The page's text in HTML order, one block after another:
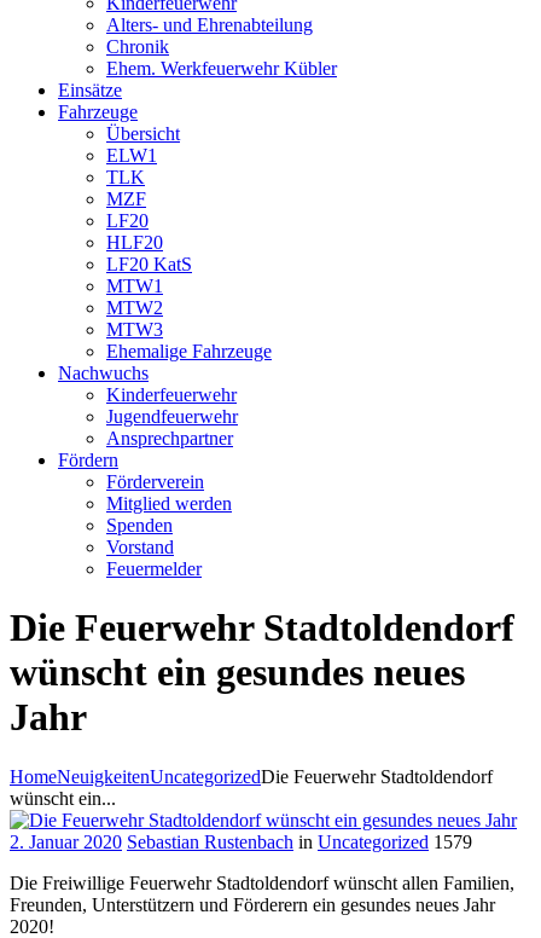
Alters- und Ehrenabteilung
Chronik
Ehem. Werkfeuerwehr Kübler
Einsätze
Fahrzeuge
Übersicht
ELW1
TLK
MZF
LF20
HLF20
LF20 KatS
MTW1
MTW2
MTW3
Ehemalige Fahrzeuge
Nachwuchs
Kinderfeuerwehr
Jugendfeuerwehr
Ansprechpartner
Fördern
Förderverein
Mitglied werden
Spenden
Vorstand
Feuermelder
Die Feuerwehr Stadtoldendorf
wünscht ein gesundes neues
Jahr
HomeNeuigkeitenUncategorizedDie Feuerwehr Stadtoldendorf
wünscht ein...
2. Januar 2020 Sebastian Rustenbach in Uncategorized 1579
Die Freiwillige Feuerwehr Stadtoldendorf wünscht allen Familien,
Freunden, Unterstützern und Förderern ein gesundes neues Jahr
2020!